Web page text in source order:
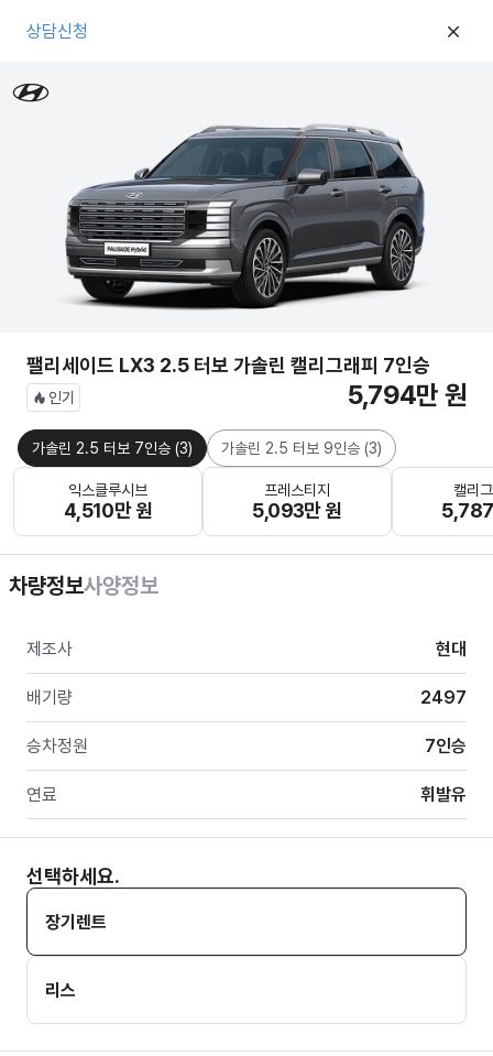
상담신청
팰리세이드 LX3 2.5 터보 가솔린 캘리그래피 7인승
인기 5,794만 원
가솔린 2.5 터보 7인승 (3) 가솔린 2.5 터보 9인승 (3)
익스클루시브
4,510만 원
프레스티지
5,093만 원
캘리
차량정보사양정보
제조사 현대
배기량 2497
승차정원 7인승
연료 휘발유
선택하세요.
장기렌트
리스